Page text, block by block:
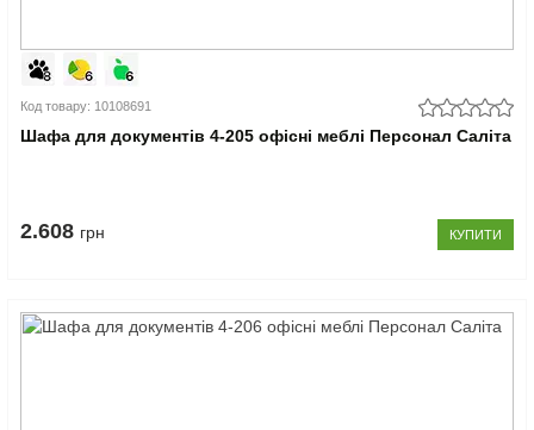
Код товару: 10108691
Шафа для документів 4-205 офісні меблі Персонал Саліта
2.608 грн КУПИТИ